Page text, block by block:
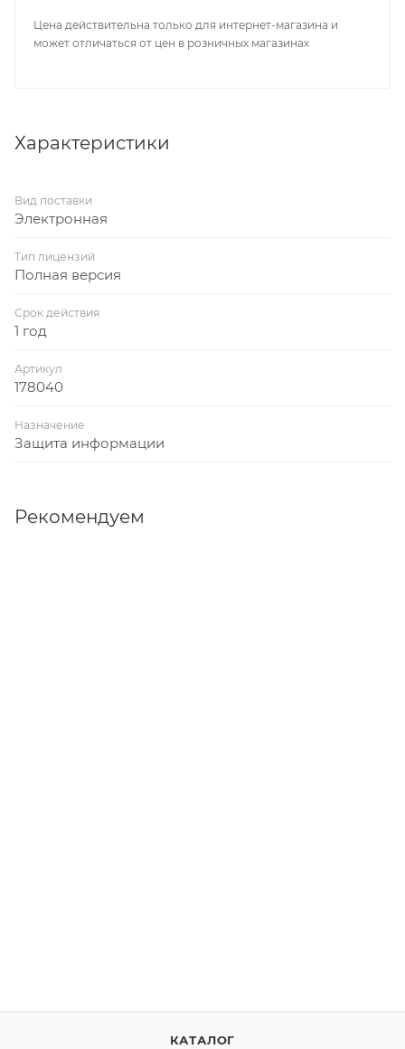
Цена действительна только для интернет-магазина и
может отличаться от цен в розничных магазинах
Характеристики
Вид поставки
Электронная
Тип лицензий
Полная версия
Срок действия
1 год
Артикул
178040
Назначение
Защита информации
Рекомендуем
КАТАЛОГ